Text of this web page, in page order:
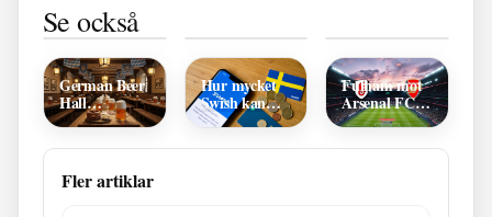
Se också
om man tar
antibiotika
Skydda
Hälsan
fakta
German Beer
Hall
Kungsholmen
tysk ölhall på
Kungsholmen
Hur mycket
Swish kan
man ta emot?
regler
Fulham mot
Arsenal FC:
Laguppställning
Fler artiklar